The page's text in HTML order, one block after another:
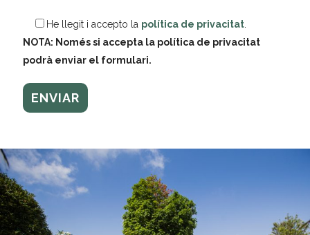
He llegit i accepto la política de privacitat
NOTA: Només si accepta la política de privacitat
podrà enviar el formulari.